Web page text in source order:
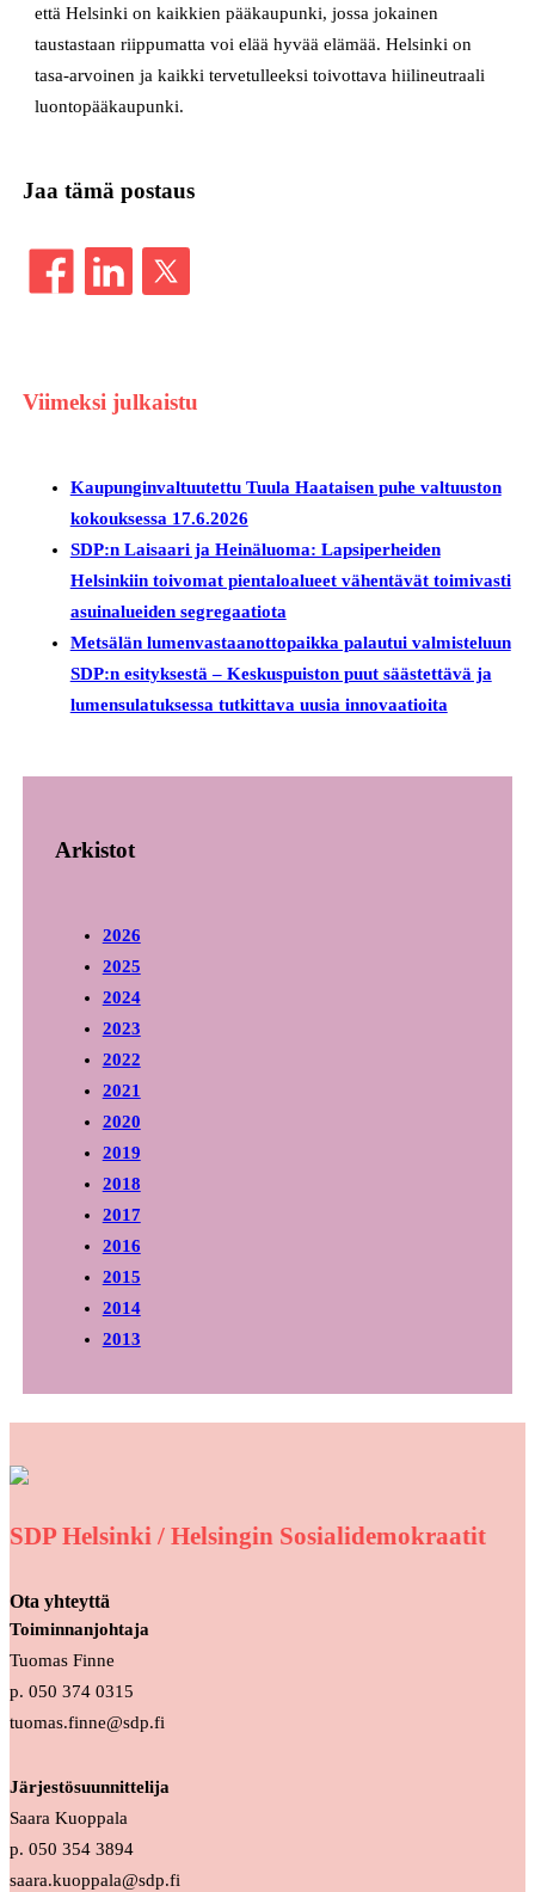
että Helsinki on kaikkien pääkaupunki, jossa jokainen
taustastaan riippumatta voi elää hyvää elämää. Helsinki on
tasa-arvoinen ja kaikki tervetulleeksi toivottava hiilineutraali
luontopääkaupunki.
Jaa tämä postaus
Viimeksi julkaistu
Kaupunginvaltuutettu Tuula Haataisen puhe valtuuston
kokouksessa 17.6.2026
SDP:n Laisaari ja Heinäluoma: Lapsiperheiden
Helsinkiin toivomat pientaloalueet vähentävät toimivasti
asuinalueiden segregaatiota
Metsälän lumenvastaanottopaikka palautui valmisteluun
SDP:n esityksestä – Keskuspuiston puut säästettävä ja
lumensulatuksessa tutkittava uusia innovaatioita
Arkistot
2026
2025
2024
2023
2022
2021
2020
2019
2018
2017
2016
2015
2014
2013
SDP Helsinki / Helsingin Sosialidemokraatit
Ota yhteyttä
Toiminnanjohtaja
Tuomas Finne
p. 050 374 0315
tuomas.finne@sdp.fi
Järjestösuunnittelija
Saara Kuoppala
p. 050 354 3894
saara.kuoppala@sdp.fi